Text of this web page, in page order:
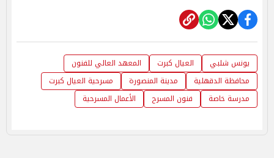
يونس شلبي العيال كبرت
المعهد العالي للفنون
محافظة الدقهلية
مدينة المنصورة
مسرحية العيال كبرت
مدرسة خاصة
فنون المسرح الأعمال المسرحية